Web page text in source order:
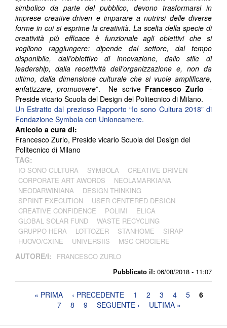
Pubblicato il: 06/08/2018 - 11:07
simbolico da parte del pubblico, devono trasformarsi in
imprese creative-driven e imparare a nutrirsi delle diverse
forme in cui si esprime la creatività. La scelta della specie di
creatività più efficace è funzionale agli obiettivi che si
vogliono raggiungere: dipende dal settore, dal tempo
disponibile, dall’obiettivo di innovazione, dallo stile di
leadership, dalla recettività dell’organizzazione e, non da
ultimo, dalla dimensione culturale che si vuole amplificare,
enfatizzare, promuovere”. Ne scrive Francesco Zurlo –
Preside vicario Scuola del Design del Politecnico di Milano.
Un Estratto dal prezioso Rapporto “Io sono Cultura 2018” di
Fondazione Symbola con Unioncamere.
Articolo a cura di:
Francesco Zurlo, Preside vicario Scuola del Design del
Politecnico di Milano
TAG:
IO SONO CULTURA SYMBOLA
CREATIVE DRIVEN
CORPORATE ART AWORDS
NEOLAMARKIANA
NEODARWINIANA
DESIGN THINKING
SPRINT EXECUTION
USER CENTERED DESIGN
CREATIVE CONFIDENCE
POLIMI
ELICA
GLOBAL SOLAR FUND
WASTE RECYCLING
GRUPPO HERA
LOTTOZER STANHOME
SIRAP
HUOVO/CXINE
UNIVERSIIS MSC CROCIERE
AUTORE/I: FRANCESCO ZURLO
Pagine« PRIMA ‹ PRECEDENTE 1 2 3 4 5
6
7
8 9 SEGUENTE › ULTIMA »